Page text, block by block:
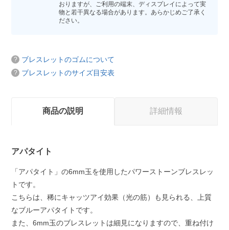
おりますが、ご利用の端末、ディスプレイによって実
物と若干異なる場合があります。あらかじめご了承く
ださい。
ブレスレットのゴムについて
ブレスレットのサイズ目安表
商品の説明 詳細情報
アパタイト
「アパタイト」の6mm玉を使用したパワーストーンブレスレッ
トです。
こちらは、稀にキャッツアイ効果（光の筋）も見られる、上質
なブルーアパタイトです。
また、6mm玉のブレスレットは細見になりますので、重ね付け